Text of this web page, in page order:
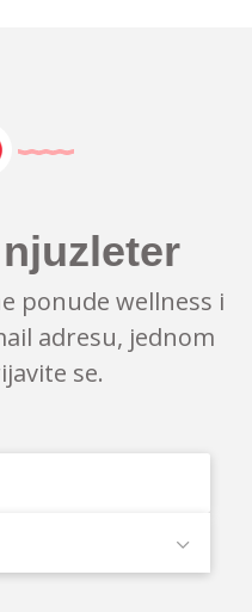
ponude wellness i
adresu, jednom
se.